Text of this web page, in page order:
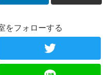
をフォローする